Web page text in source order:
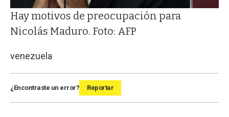
Hay motivos de preocupación para
Nicolás Maduro. Foto: AFP
venezuela
¿Encontraste un error? Reportar